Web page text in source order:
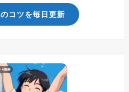
コツを毎日更新